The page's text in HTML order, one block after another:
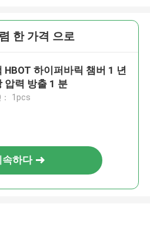
한 가격 으로
HBOT 하이퍼바릭 챔버 1 년
압력 방출 1 분
： 1pcs
속하다